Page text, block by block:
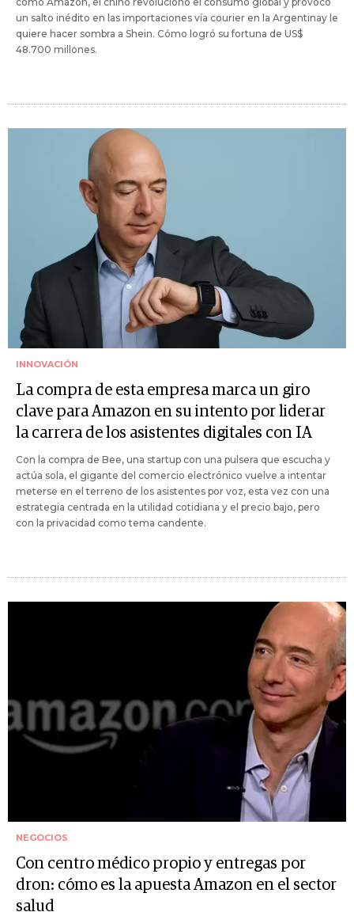
un salto inédito en las importaciones vía courier en la Argentinay le
quiere hacer sombra a Shein. Cómo logró su fortuna de US$
48.700 millones.
INNOVACIÓN
La compra de esta empresa marca un giro
clave para Amazon en su intento por liderar
la carrera de los asistentes digitales con IA
Con la compra de Bee, una startup con una pulsera que escucha y
actúa sola, el gigante del comercio electrónico vuelve a intentar
meterse en el terreno de los asistentes por voz, esta vez con una
estrategia centrada en la utilidad cotidiana y el precio bajo, pero
con la privacidad como tema candente.
NEGOCIOS
Con centro médico propio y entregas por
dron: cómo es la apuesta Amazon en el sector
salud